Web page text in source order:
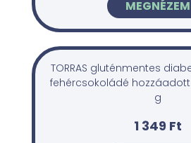
MEGNÉZEM
TORRAS gluténmentes
fehércsokoládé hozzáadott
g
1 349 Ft